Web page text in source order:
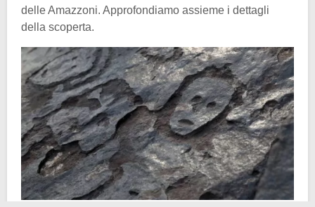
delle Amazzoni. Approfondiamo assieme i dettagli
della scoperta.